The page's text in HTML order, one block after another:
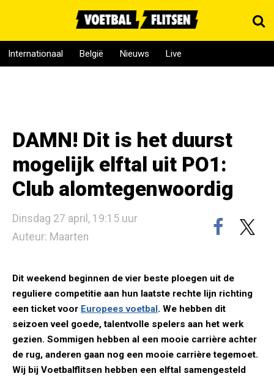
Internationaal België Nieuws Live
DAMN! Dit is het duurst
mogelijk elftal uit PO1:
Club alomtegenwoordig
Dinsdag 27 april, 19:15 uur
Auteur: Maarten
Dit weekend beginnen de vier beste ploegen uit de
reguliere competitie aan hun laatste rechte lijn richting
een ticket voor Europees voetbal. We hebben dit
seizoen veel goede, talentvolle spelers aan het werk
gezien. Sommigen hebben al een mooie carrière achter
de rug, anderen gaan nog een mooie carrière tegemoet.
Wij bij Voetbalflitsen hebben een elftal samengesteld